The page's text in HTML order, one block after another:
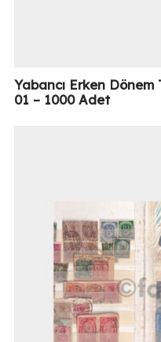
Yabancı Erken
01 – 1000 Adet